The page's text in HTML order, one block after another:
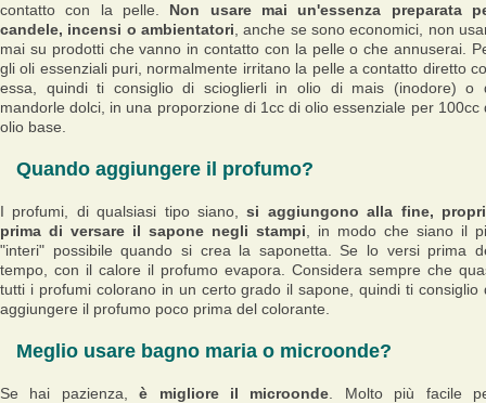
contatto con la pelle. Non usare mai un'essenza preparata
candele, incensi o ambientatori , anche se sono economici, non
mai su prodotti che vanno in contatto con la pelle o che annuserai.
gli oli essenziali puri, normalmente irritano la pelle a contatto diretto
essa, quindi ti consiglio di scioglierli in olio di mais (inodore) o
mandorle dolci, in una proporzione di 1cc di olio essenziale per 100cc
olio base.
Quando aggiungere il profumo?
I profumi, di qualsiasi tipo siano,si aggiungono alla fine,
prima di versare il sapone negli stampi , in modo che siano il
"interi" possibile quando si crea la saponetta. Se lo versi prima
tempo, con il calore il profumo evapora. Considera sempre che
tutti i profumi colorano in un certo grado il sapone, quindi ti consiglio
aggiungere il profumo poco prima del colorante.
Meglio usare bagno maria o microonde?
Se hai pazienza,è migliore il microonde . Molto più facile